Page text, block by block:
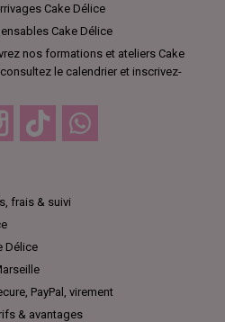
Cake Délice
Cake Délice
nos formations et ateliers Cake
le calendrier et inscrivez-
Instagram TikTok
frais & suivi
Délice
PayPal, virement
& avantages